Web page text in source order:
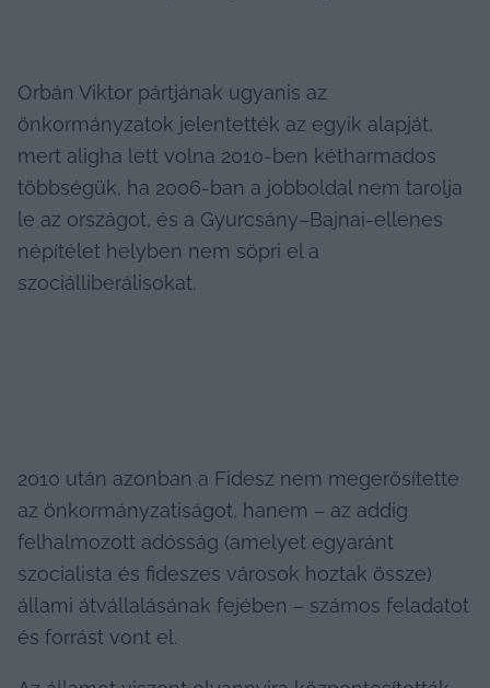
Orbán Viktor pártjának ugyanis az
önkormányzatok jelentették az egyik alapját,
mert aligha lett volna 2010-ben kétharmados
többségük, ha 2006-ban a jobboldal nem tarolja
le az országot, és a Gyurcsány–Bajnai-ellenes
népítélet helyben nem söpri el a
szociálliberálisokat.
2010 után azonban a Fidesz nem megerősítette
az önkormányzatiságot, hanem – az addig
felhalmozott adósság (amelyet egyaránt
szocialista és fideszes városok hoztak össze)
állami átvállalásának fejében – számos feladatot
és forrást vont el.